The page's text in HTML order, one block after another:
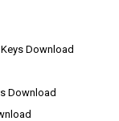
Download
Download